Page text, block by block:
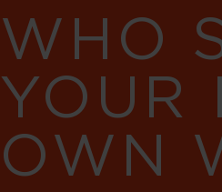
WHO
YOUR
OWN